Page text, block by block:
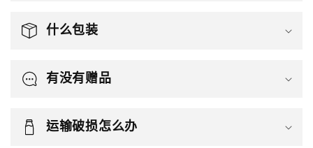
什么包装
有没有赠品
运输破损怎么办